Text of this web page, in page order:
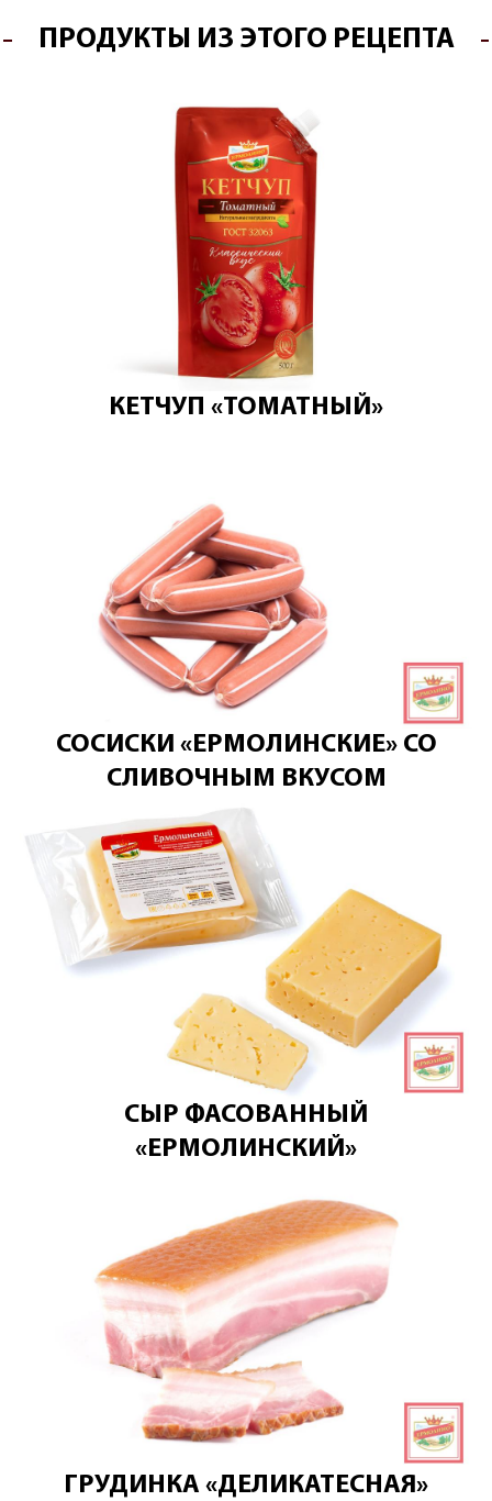
ПРОДУКТЫ ИЗ ЭТОГО РЕЦЕПТА
КЕТЧУП «ТОМАТНЫЙ»
СОСИСКИ «ЕРМОЛИНСКИЕ» СО
СЛИВОЧНЫМ ВКУСОМ
СЫР ФАСОВАННЫЙ
«ЕРМОЛИНСКИЙ»
ГРУДИНКА «ДЕЛИКАТЕСНАЯ»